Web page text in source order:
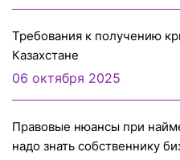
Требования к получению
Казахстане
06 октября 2025
Правовые нюансы при
надо знать собственнику